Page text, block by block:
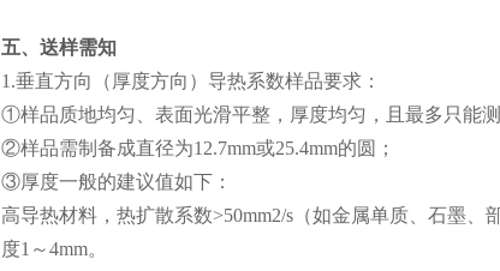
五、送样需知
1.垂直方向（厚度方向）导热系数样品要求：
①样品质地均匀、表面光滑平整，厚度均匀，且最多只能测
②样品需制备成直径为12.7mm或25.4mm的圆；
③厚度一般的建议值如下：
高导热材料，热扩散系数>50mm2/s（如金属单质、石墨、
度1～4mm。